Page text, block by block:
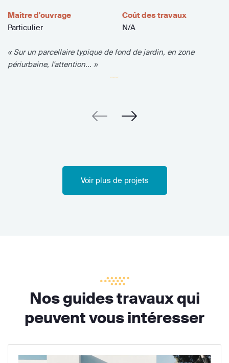
Maître d'ouvrage
Particulier
Coût des travaux
N/A
« Sur un parcellaire typique de fond de jardin, en zone
périurbaine, l'attention... »
Voir plus de projets
Nos guides travaux qui
peuvent vous intéresser